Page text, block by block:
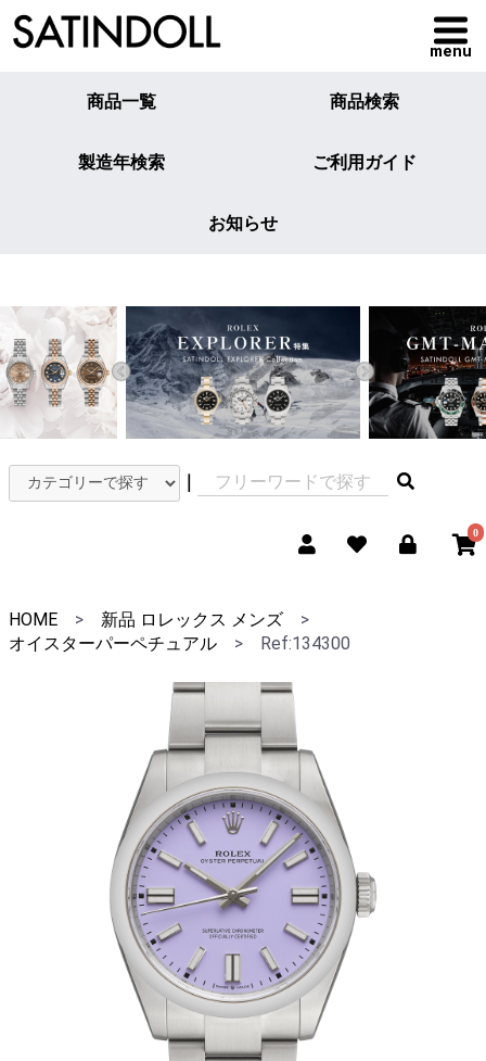
menu
商品一覧 商品検索
製造年検索 ご利用ガイド
お知らせ
｜
0
HOME > 新品 ロレックス メンズ
>
オイスターパーペチュアル
> Ref:134300